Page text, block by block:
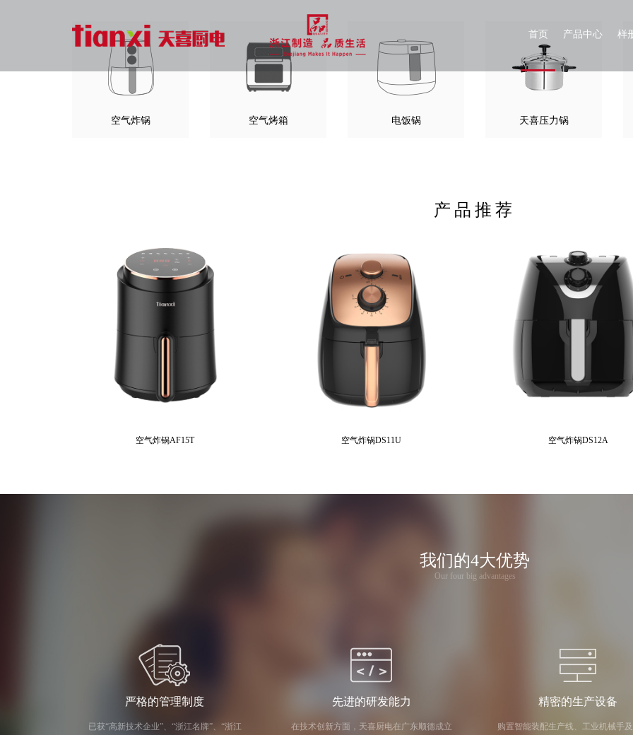
首页 产品中心 样
空气炸锅 空气烤箱 电饭锅 天喜压力锅
产品推荐
空气炸锅AF15T 空气炸锅DS11U 空气炸锅DS12A
我们的4大优势
Our four big advantages
严格的管理制度
已获“高新技术企业”、“浙江名牌”、“浙江
先进的研发能力
在技术创新方面，天喜厨电在广东顺德成立
精密的生产设备
购置智能装配生产线、工业机械手